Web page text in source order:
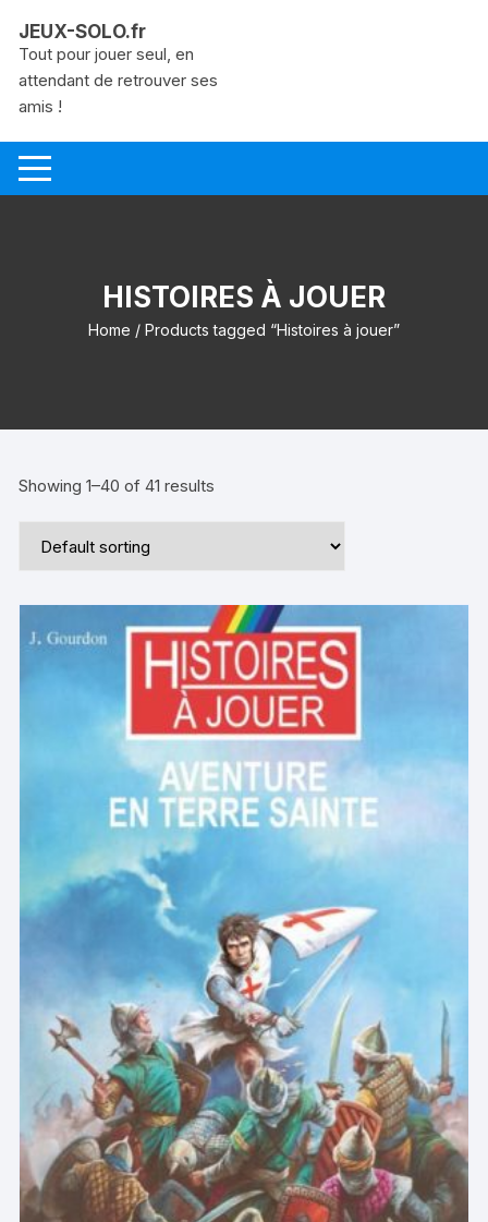
contenu
JEUX-SOLO.fr
Tout pour jouer seul, en
attendant de retrouver ses
amis !
HISTOIRES À JOUER
Home / Products tagged “Histoires à jouer”
Showing 1–40 of 41 results